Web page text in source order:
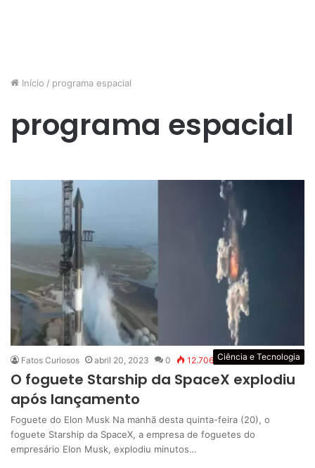
Início / programa espacial
programa espacial
Ciência e Tecnologia
Fatos Curiosos abril 20, 2023 0 12.706
O foguete Starship da SpaceX explodiu
após lançamento
Foguete do Elon Musk Na manhã desta quinta-feira (20), o
foguete Starship da SpaceX, a empresa de foguetes do
empresário Elon Musk, explodiu minutos…